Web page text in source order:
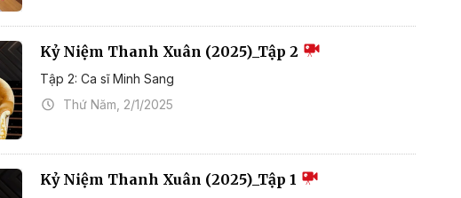
Kỷ Niệm Thanh Xuân (2025)_Tập 2
Tập 2: Ca sĩ Minh Sang
Thứ Năm, 2/1/2025
Kỷ Niệm Thanh Xuân (2025)_Tập 1